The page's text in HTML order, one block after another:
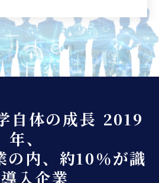
自体の成長 2019
年、
の内、約10％が識
入企業